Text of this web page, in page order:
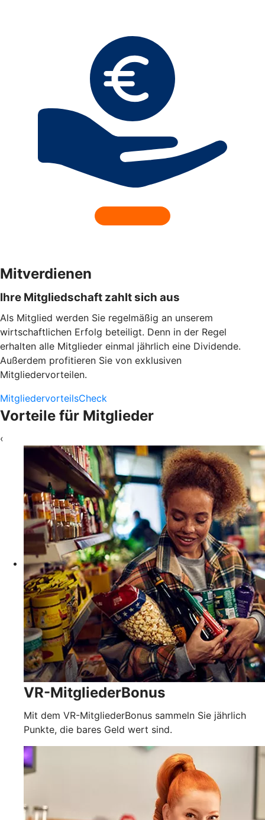
Mitverdienen
Ihre Mitgliedschaft zahlt sich aus
Als Mitglied werden Sie regelmäßig an unserem
wirtschaftlichen Erfolg beteiligt. Denn in der Regel
erhalten alle Mitglieder einmal jährlich eine Dividende.
Außerdem profitieren Sie von exklusiven
Mitgliedervorteilen.
MitgliedervorteilsCheck
Vorteile für Mitglieder
‹
VR-MitgliederBonus
Mit dem VR-MitgliederBonus sammeln Sie jährlich
Punkte, die bares Geld wert sind.